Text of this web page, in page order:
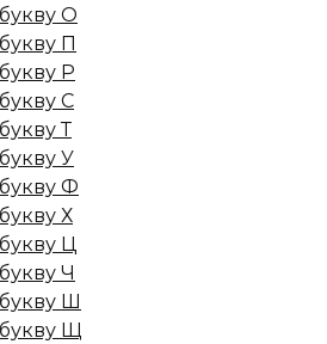
О
П
Р
С
Т
У
Ф
Х
Ц
Ч
Ш
Щ